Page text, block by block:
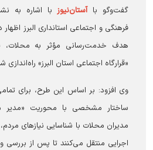
گفت‌وگو باآستان‌نیوز با اشاره به
فرهنگی و اجتماعی استانداری البرز اظهار
هدف خدمت‌رسانی مؤثر به محلات،
«قرارگاه اجتماعی استان البرز»
ساختار مشخصی با محوریت
مدیران محلات با شناسایی نیازهای
اجرایی منتقل می‌کنند تا پس از بررسی